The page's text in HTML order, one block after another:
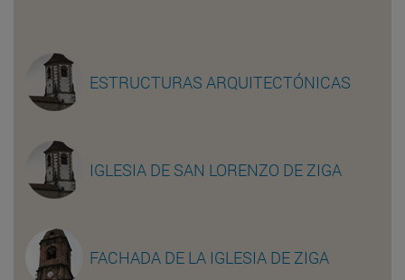
ESTRUCTURAS ARQUITECTÓNICAS
IGLESIA DE SAN LORENZO DE ZIGA
FACHADA DE LA IGLESIA DE ZIGA